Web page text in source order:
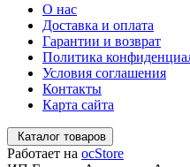
О нас
Доставка и оплата
Гарантии и возврат
Политика
Условия соглашения
Контакты
Карта сайта
Каталог товаров
Работает на ocStore